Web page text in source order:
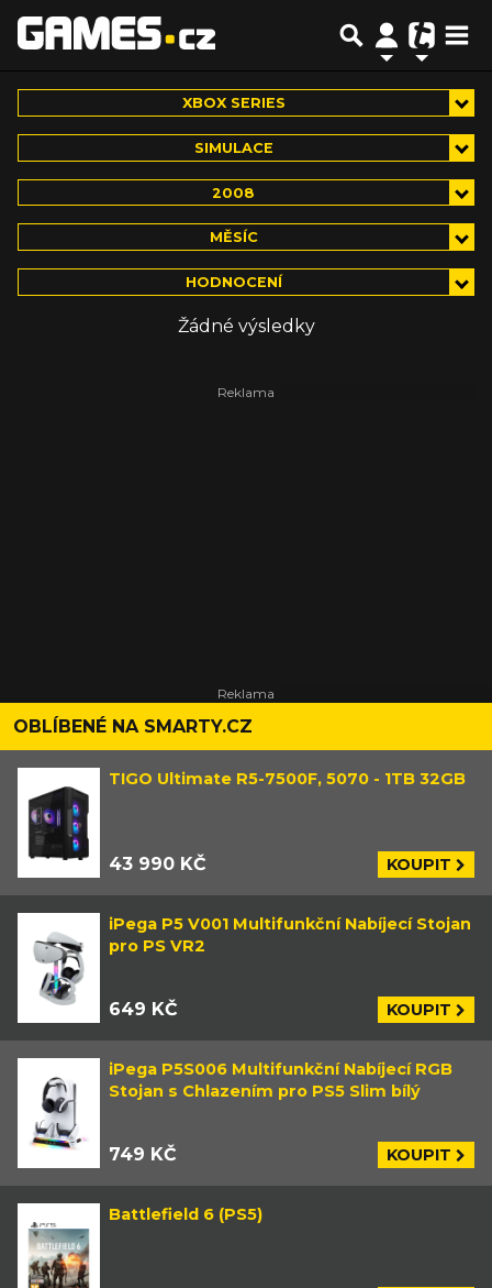
XBOX SERIES
SIMULACE
2008
MĚSÍC
HODNOCENÍ
Žádné výsledky
OBLÍBENÉ NA SMARTY.CZ
TIGO Ultimate R5-7500F, 5070 - 1TB 32GB
43 990 KČ KOUPIT
iPega P5 V001 Multifunkční Nabíjecí Stojan
pro PS VR2
649 KČ KOUPIT
iPega P5S006 Multifunkční Nabíjecí RGB
Stojan s Chlazením pro PS5 Slim bílý
749 KČ KOUPIT
Battlefield 6 (PS5)